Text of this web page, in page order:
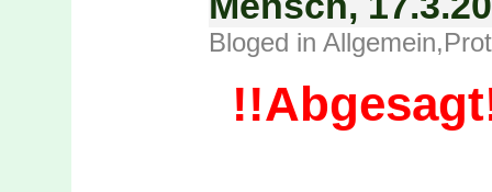
Bloged in Allgemein,